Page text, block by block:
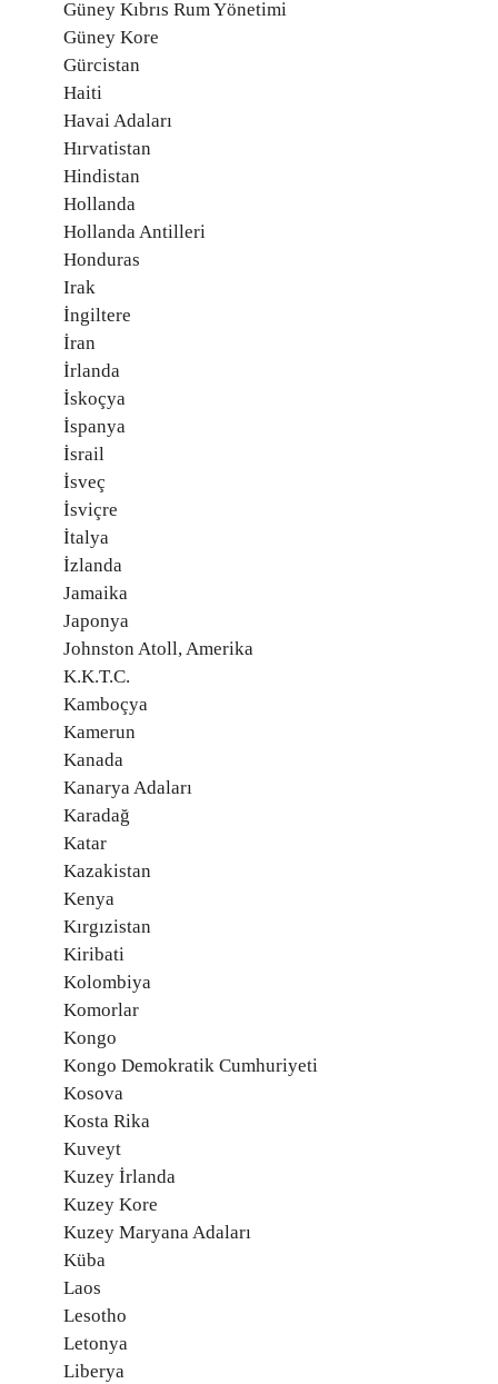
Güney Kıbrıs Rum Yönetimi
Güney Kore
Gürcistan
Haiti
Havai Adaları
Hırvatistan
Hindistan
Hollanda
Hollanda Antilleri
Honduras
Irak
İngiltere
İran
İrlanda
İskoçya
İspanya
İsrail
İsveç
İsviçre
İtalya
İzlanda
Jamaika
Japonya
Johnston Atoll, Amerika
K.K.T.C.
Kamboçya
Kamerun
Kanada
Kanarya Adaları
Karadağ
Katar
Kazakistan
Kenya
Kırgızistan
Kiribati
Kolombiya
Komorlar
Kongo
Kongo Demokratik Cumhuriyeti
Kosova
Kosta Rika
Kuveyt
Kuzey İrlanda
Kuzey Kore
Kuzey Maryana Adaları
Küba
Laos
Lesotho
Letonya
Liberya